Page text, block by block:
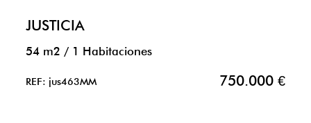
JUSTICIA
54 m2 / 1 Habitaciones
REF: jus463MM 750.000 €